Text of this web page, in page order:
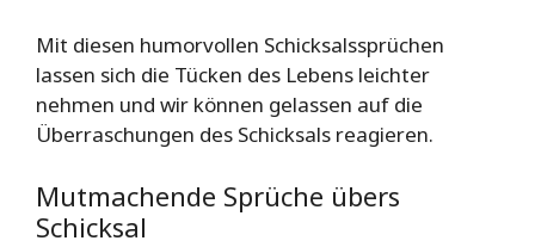
Mit diesen humorvollen Schicksalssprüchen
lassen sich die Tücken des Lebens leichter
nehmen und wir können gelassen auf die
Überraschungen des Schicksals reagieren.
Mutmachende Sprüche übers
Schicksal